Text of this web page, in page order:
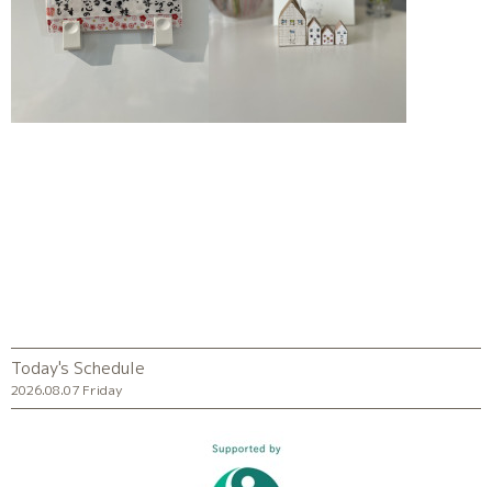
Today's Schedule
2026.08.07 Friday